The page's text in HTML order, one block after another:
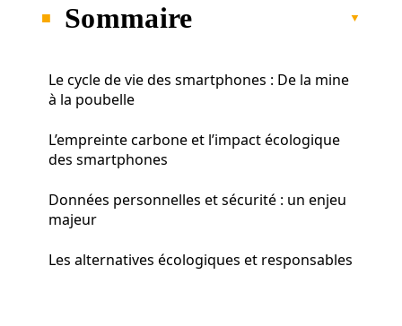
Sommaire
Le cycle de vie des smartphones : De la mine
à la poubelle
L’empreinte carbone et l’impact écologique
des smartphones
Données personnelles et sécurité : un enjeu
majeur
Les alternatives écologiques et responsables